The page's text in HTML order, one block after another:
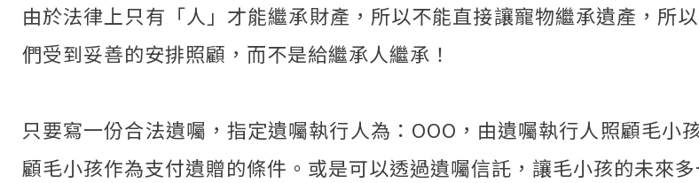
由於法律上只有「人」才能繼承財產，所以不能直接讓寵物繼承遺產，所
們受到妥善的安排照顧，而不是給繼承人繼承！
只要寫一份合法遺囑，指定遺囑執行人為：OOO，由遺囑執行人照顧毛小
顧毛小孩作為支付遺贈的條件。或是可以透過遺囑信託，讓毛小孩的未來